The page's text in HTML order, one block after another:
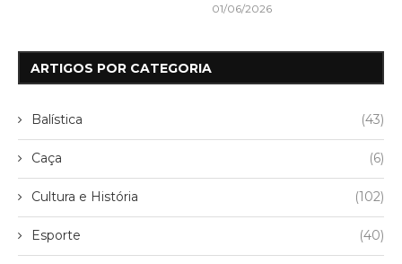
01/06/2026
ARTIGOS POR CATEGORIA
Balística (43)
Caça (6)
Cultura e História (102)
Esporte (40)